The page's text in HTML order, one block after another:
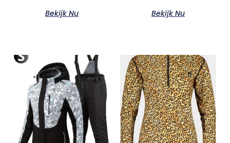
Bekijk Nu Bekijk Nu